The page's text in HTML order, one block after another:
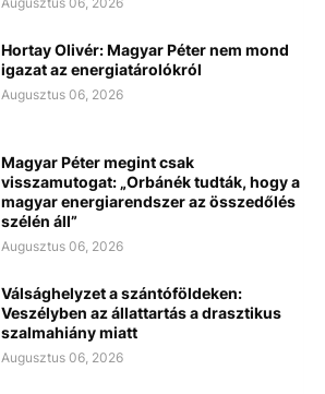
Hortay Olivér: Magyar Péter nem mond
igazat az energiatárolókról
Augusztus 06, 2026
Magyar Péter megint csak
visszamutogat: „Orbánék tudták, hogy a
magyar energiarendszer az összedőlés
szélén áll”
Augusztus 06, 2026
Válsághelyzet a szántóföldeken:
Veszélyben az állattartás a drasztikus
szalmahiány miatt
Augusztus 06, 2026